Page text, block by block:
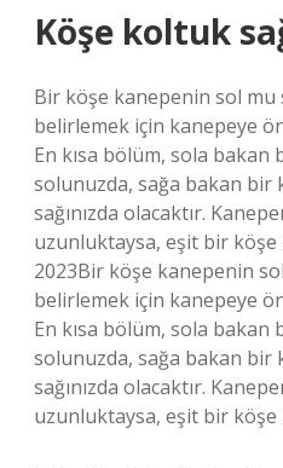
Köşe koltuk
Bir köşe kanepenin sol mu
belirlemek için kanepeye
En kısa bölüm, sola bakan
solunuzda, sağa bakan bir
sağınızda olacaktır.
uzunluktaysa, eşit bir köşe
2023Bir köşe kanepenin
belirlemek için kanepeye
En kısa bölüm, sola bakan
solunuzda, sağa bakan bir
sağınızda olacaktır.
uzunluktaysa, eşit bir köşe